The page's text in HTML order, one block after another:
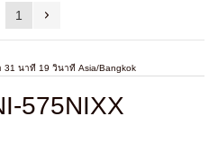
1
นาที 19 วินาที Asia/Bangkok
575NIXX